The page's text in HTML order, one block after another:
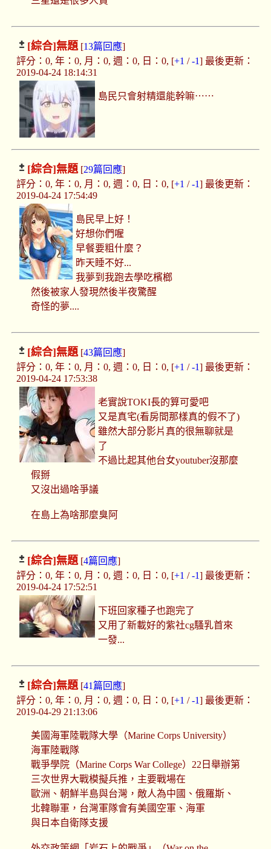
[綜合]無題[13篇回應]
評分：0, 年：0, 月：0, 週：0, 日：0, [+1 /-1] 最後更新：
2019-04-24 18:14:31
島民只會射精還能幹嘛⋯⋯
[綜合]無題[29篇回應]
評分：0, 年：0, 月：0, 週：0, 日：0, [+1 /-1] 最後更新：
2019-04-24 17:54:49
島民早上好！
好想你們喔
早餐要粗什麼？
昨天睡不好...
我夢到我跑去學吃檳榔
然後被家人發現然後半夜驚醒
奇怪的夢....
[綜合]無題[43篇回應]
評分：0, 年：0, 月：0, 週：0, 日：0, [+1 /-1] 最後更新：
2019-04-24 17:53:38
老實說TOKI長的算可愛吧
又是真宅(看房間那樣真的假不了)
雖然大部分影片真的很無聊就是
了
不過比起其他台女youtuber沒那麼
假掰
又沒出過啥爭議
在島上為啥那麼臭阿
[綜合]無題[4篇回應]
評分：0, 年：0, 月：0, 週：0, 日：0, [+1 /-1] 最後更新：
2019-04-24 17:52:51
下班回家種子也跑完了
又用了新載好的紫社cg騷乳首來
一發...
[綜合]無題[41篇回應]
評分：0, 年：0, 月：0, 週：0, 日：0, [+1 /-1] 最後更新：
2019-04-29 21:13:06
美國海軍陸戰隊大學（Marine Corps University）
海軍陸戰隊
戰爭學院（Marine Corps War College）22日舉辦第
三次世界大戰模擬兵推，主要戰場在
歐洲、朝鮮半島與台灣，敵人為中國、俄羅斯、
北韓聯軍，台灣軍隊會有美國空軍、海軍
與日本自衛隊支援